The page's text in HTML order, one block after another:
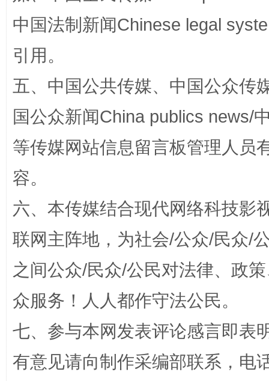
如何以
完善运行机制助力责任有效落实 一纸欠
中国法制新闻Chinese legal
引用。
五、中国公共传媒、中国公众传
国公众新闻China publics news/
等传媒网站信息留言板管理人员
容。
六、本传媒结合现代网络科技影
联网主阵地，为社会/公众/民众/
之间公众/民众/公民对法律、政
众服务！人人都作守法公民。
七、参与本网发表评论感言即表
有意见请向制作采编部联系，电